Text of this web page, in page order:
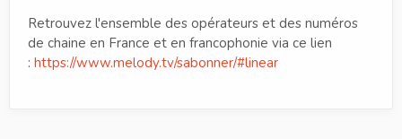
Retrouvez l'ensemble des opérateurs et des numéros
de chaine en France et en francophonie via ce lien
: https://www.melody.tv/sabonner/#linear